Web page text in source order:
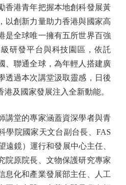
港青年把握本地創科發展黃
以創新力量助力香港與國家高
是全球唯一擁有五所世界百強
研發平台與科技園區，依託
、聯通全球，為年輕人搭建廣
透過本次講堂汲取靈感，日後
及國家發展注入全新動能。
堂的專家涵蓋資深學者與青
學院國家天文台副台長、FAS
遠鏡）運行和發展中心主任、
院原院長、文物保護研究專家
息化和產業發展部主任、人工